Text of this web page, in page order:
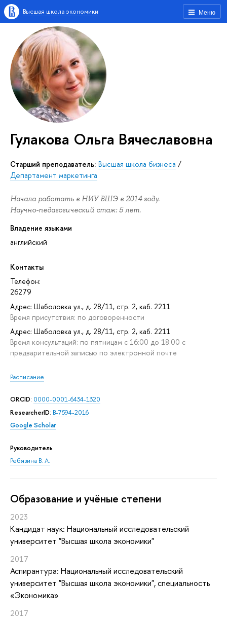
Меню
Высшая школа экономики
Гулакова Ольга Вячеславовна
Старший преподаватель: Высшая школа бизнеса /
Департамент маркетинга
Начала работать в НИУ ВШЭ в 2014 году.
Научно-педагогический стаж: 5 лет.
Владение языками
английский
Контакты
Телефон:
26279
Адрес: Шаболовка ул., д. 28/11, стр. 2, каб. 2211
Время присутствия: по договоренности
Адрес: Шаболовка ул., д. 28/11, стр. 2, каб. 2211
Время консультаций: по пятницам с 16:00 до 18:00 с
предварительной записью по электронной почте
Расписание
ORCID: 0000-0001-6434-1320
ResearcherID: B-7594-2016
Google Scholar
Руководитель
Ребязина В. А.
Oбразование и учёные степени
2023
Кандидат наук: Национальный исследовательский
университет "Высшая школа экономики"
2017
Аспирантура: Национальный исследовательский
университет "Высшая школа экономики", специальность
«Экономика»
2017